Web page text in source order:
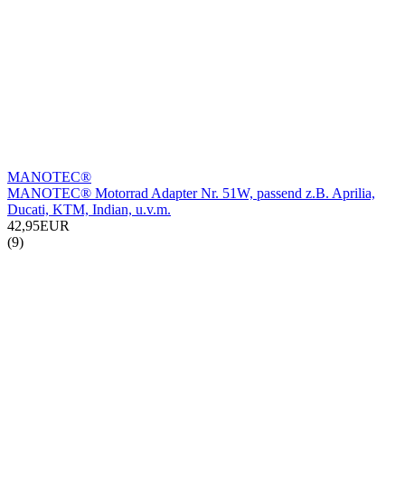
MANOTEC®
MANOTEC® Motorrad Adapter Nr. 51W, passend z.B. Aprilia,
Ducati, KTM, Indian, u.v.m.
42,95EUR
(9)